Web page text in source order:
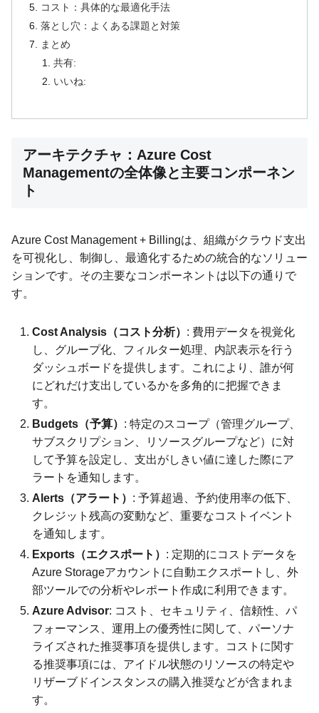
コスト：具体的な最適化手法
落とし穴：よくある課題と対策
まとめ
共有:
いいね:
アーキテクチャ：Azure Cost
Managementの全体像と主要コンポーネン
ト
Azure Cost Management + Billingは、組織がクラウド支出
を可視化し、制御し、最適化するための統合的なソリュー
ションです。その主要なコンポーネントは以下の通りで
す。
Cost Analysis（コスト分析） : 費用データを視覚化
し、グループ化、フィルター処理、内訳表示を行う
ダッシュボードを提供します。これにより、誰が何
にどれだけ支出しているかを多角的に把握できま
す。
Budgets（予算） : 特定のスコープ（管理グループ、
サブスクリプション、リソースグループなど）に対
して予算を設定し、支出がしきい値に達した際にア
ラートを通知します。
Alerts（アラート） : 予算超過、予約使用率の低下、
クレジット残高の変動など、重要なコストイベント
を通知します。
Exports（エクスポート） : 定期的にコストデータを
Azure Storageアカウントに自動エクスポートし、外
部ツールでの分析やレポート作成に利用できます。
Azure Advisor: コスト、セキュリティ、信頼性、パ
フォーマンス、運用上の優秀性に関して、パーソナ
ライズされた推奨事項を提供します。コストに関す
る推奨事項には、アイドル状態のリソースの特定や
リザーブドインスタンスの購入推奨などが含まれま
す。